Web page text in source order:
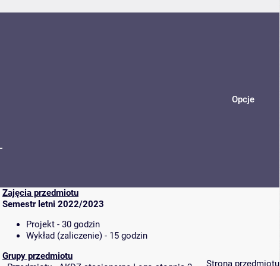
Opcje
Zajęcia przedmiotu
Semestr letni 2022/2023
Projekt - 30 godzin
Wykład (zaliczenie) - 15 godzin
Grupy przedmiotu
Strona przedmiotu